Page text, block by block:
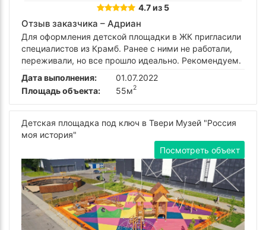
4.7 из 5
Отзыв заказчика – Адриан
Для оформления детской площадки в ЖК пригласили
специалистов из Крамб. Ранее с ними не работали,
переживали, но все прошло идеально. Рекомендуем.
Дата выполнения:
01.07.2022
Площадь объекта:
55м2
Детская площадка под ключ в Твери Музей "Россия
моя история"
Посмотреть объект